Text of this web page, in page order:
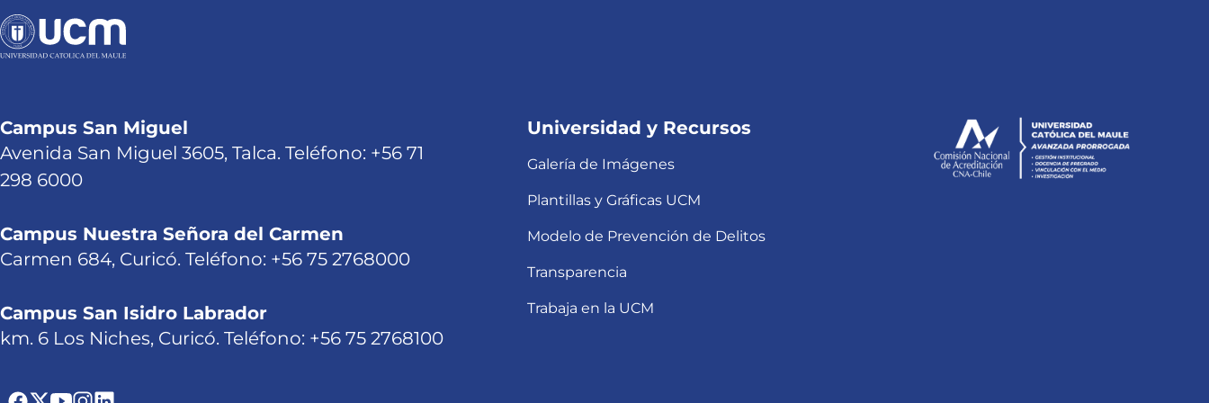
Campus San Miguel
Avenida San Miguel 3605, Talca. Teléfono: +56 71
298 6000
Campus Nuestra Señora del Carmen
Carmen 684, Curicó. Teléfono: +56 75 2768000
Campus San Isidro Labrador
km. 6 Los Niches, Curicó. Teléfono: +56 75 2768100
Universidad y Recursos
Galería de Imágenes
Plantillas y Gráficas UCM
Modelo de Prevención de Delitos
Transparencia
Trabaja en la UCM